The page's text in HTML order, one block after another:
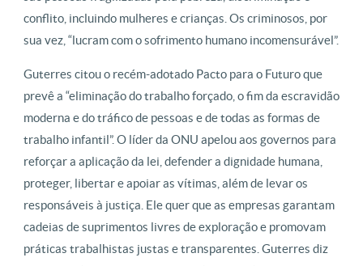
conflito, incluindo mulheres e crianças. Os criminosos, por
sua vez, “lucram com o sofrimento humano incomensurável”.
Guterres citou o recém-adotado Pacto para o Futuro que
prevê a “eliminação do trabalho forçado, o fim da escravidão
moderna e do tráfico de pessoas e de todas as formas de
trabalho infantil”. O líder da ONU apelou aos governos para
reforçar a aplicação da lei, defender a dignidade humana,
proteger, libertar e apoiar as vítimas, além de levar os
responsáveis à justiça. Ele quer que as empresas garantam
cadeias de suprimentos livres de exploração e promovam
práticas trabalhistas justas e transparentes. Guterres diz